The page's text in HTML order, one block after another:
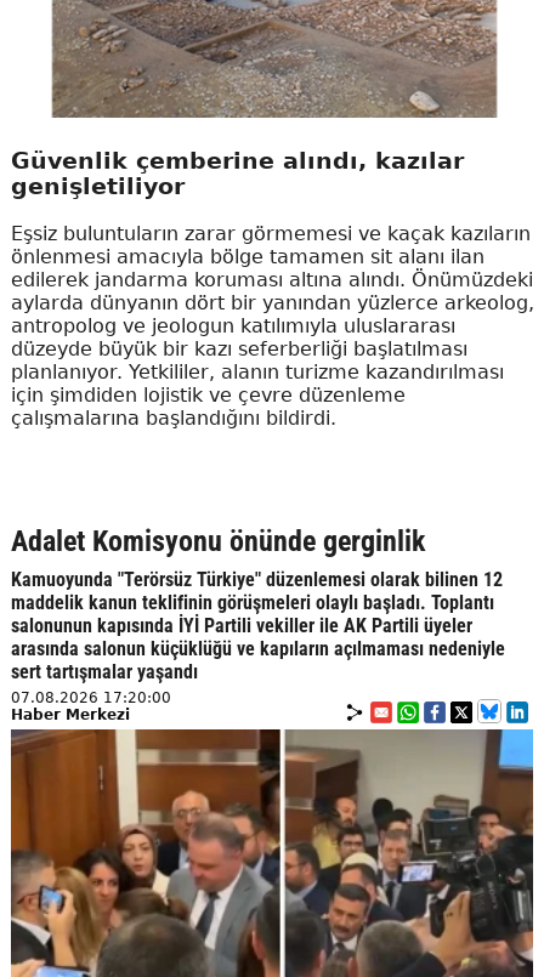
Güvenlik çemberine alındı, kazılar
genişletiliyor
Eşsiz buluntuların zarar görmemesi ve kaçak kazıların
önlenmesi amacıyla bölge tamamen sit alanı ilan
edilerek jandarma koruması altına alındı. Önümüzdeki
aylarda dünyanın dört bir yanından yüzlerce arkeolog,
antropolog ve jeologun katılımıyla uluslararası
düzeyde büyük bir kazı seferberliği başlatılması
planlanıyor. Yetkililer, alanın turizme kazandırılması
için şimdiden lojistik ve çevre düzenleme
çalışmalarına başlandığını bildirdi.
Adalet Komisyonu önünde gerginlik
Kamuoyunda "Terörsüz Türkiye" düzenlemesi olarak bilinen 12
maddelik kanun teklifinin görüşmeleri olaylı başladı. Toplantı
salonunun kapısında İYİ Partili vekiller ile AK Partili üyeler
arasında salonun küçüklüğü ve kapıların açılmaması nedeniyle
sert tartışmalar yaşandı
07.08.2026 17:20:00
Haber Merkezi